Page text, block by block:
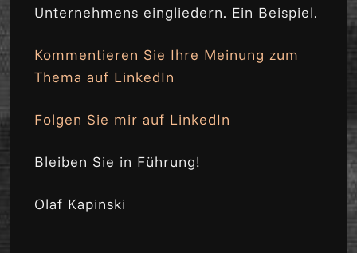
Unternehmens eingliedern. Ein Beispiel.
Kommentieren Sie Ihre Meinung zum
Thema auf LinkedIn
Folgen Sie mir auf LinkedIn
Bleiben Sie in Führung!
Olaf Kapinski